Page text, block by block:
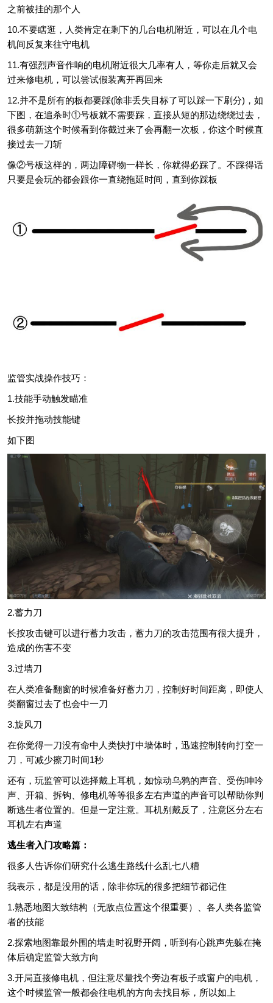
之前被挂的那个人
10.不要瞎逛，人类肯定在剩下的几台电机附近，可以在几个电
机间反复来往守电机
11.有强烈声音作响的电机附近很大几率有人，等你走后就又会
过来修电机，可以尝试假装离开再回来
12.并不是所有的板都要踩(除非丢失目标了可以踩一下刷分)，如
下图，在追杀时①号板就不需要踩，直接从短的那边绕绕过去，
很多萌新这个时候看到你截过来了会再翻一次板，你这个时候直
接过去一刀斩
像②号板这样的，两边障碍物一样长，你就得必踩了。不踩得话
只要是会玩的都会跟你一直绕拖延时间，直到你踩板
监管实战操作技巧：
1.技能手动触发瞄准
长按并拖动技能键
如下图
2.蓄力刀
长按攻击键可以进行蓄力攻击，蓄力刀的攻击范围有很大提升，
造成的伤害不变
3.过墙刀
在人类准备翻窗的时候准备好蓄力刀，控制好时间距离，即使人
类翻窗过去了也会中一刀
3.旋风刀
在你觉得一刀没有命中人类快打中墙体时，迅速控制转向打空一
刀，可减少擦刀时间1秒
还有，玩监管可以选择戴上耳机，如惊动乌鸦的声音、受伤呻吟
声、开箱、拆钩、修电机等等很多左右声道的声音可以帮助你判
断逃生者位置的。但是一定注意。耳机别戴反了，注意区分左右
耳机左右声道
逃生者入门攻略篇：
很多人告诉你们研究什么逃生路线什么乱七八糟
我表示，都是没用的话，除非你玩的很多把细节都记住
1.熟悉地图大致结构（无敌点位置这个很重要）、各人类各监管
者的技能
2.探索地图靠最外围的墙走时视野开阔，听到有心跳声先躲在掩
体后确定监管大致方向
3.开局直接修电机，但注意尽量找个旁边有板子或窗户的电机，
这个时候监管一般都会往电机的方向去找目标，所以如上